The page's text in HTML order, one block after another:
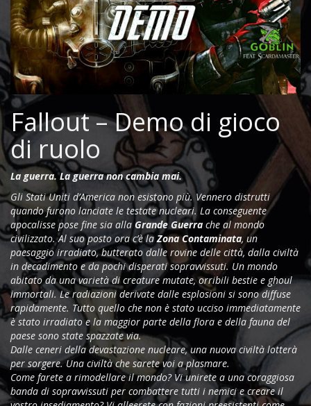
Fallout – Demo di gioco
di ruolo
La guerra. La guerra non cambia mai.
Gli Stati Uniti d’America non esistono più. Vennero distrutti
quando furono lanciate le testate nucleari. La conseguente
apocalisse pose fine sia alla Grande Guerra che al mondo
civilizzato. Al suo posto ora c’è laZona Contaminata, un
paesaggio irradiato, butterato dalle rovine delle città, dalla civiltà
in decadimento e da pochi disperati sopravvissuti. Un mondo
abitato da una varietà di creature mutate, orribili bestie e ghoul
immortali. Le radiazioni derivate dalle esplosioni si sono diffuse
rapidamente. Tutto quello che non è stato ucciso immediatamente
è stato irradiato e la maggior parte della flora e della fauna del
paese sono state spazzate via.
Dalle ceneri della devastazione nucleare, una nuova civiltà lotterà
per sorgere. Una civiltà che sarete voi a plasmare.
Come farete a rimodellare il mondo? Vi unirete a una coraggiosa
banda di sopravvissuti per combattere tutti i nemici e creare il